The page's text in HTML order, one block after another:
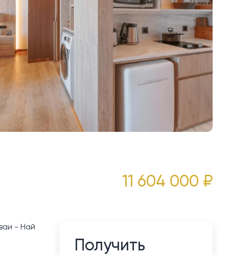
11 604 000 ₽
- Най
Получить